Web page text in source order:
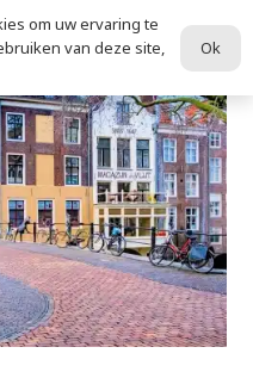
om uw ervaring te
van deze site,
Ok